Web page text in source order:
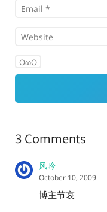
OωO
3 Comments
风吟
October 10, 2009
博主节哀